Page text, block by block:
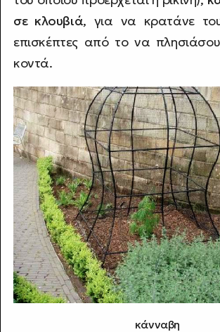
σε κλουβιά, για να κρατάνε
επισκέπτες από το να
κοντά.
κάνναβη